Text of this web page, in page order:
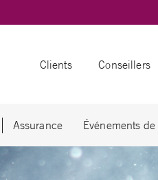
Clients Conseillers
Assurance Événements